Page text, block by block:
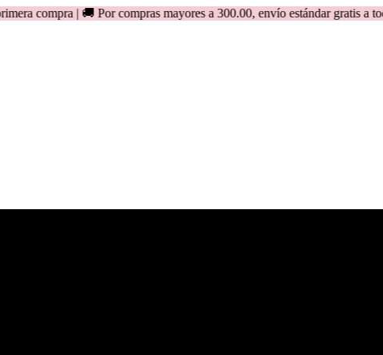
| 🚚 Por compras mayores a 300.00, envío estándar gratis a todo el